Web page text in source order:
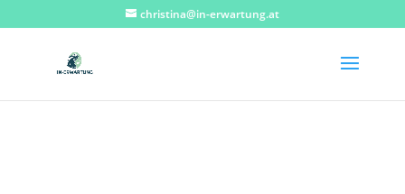
christina@in-erwartung.at